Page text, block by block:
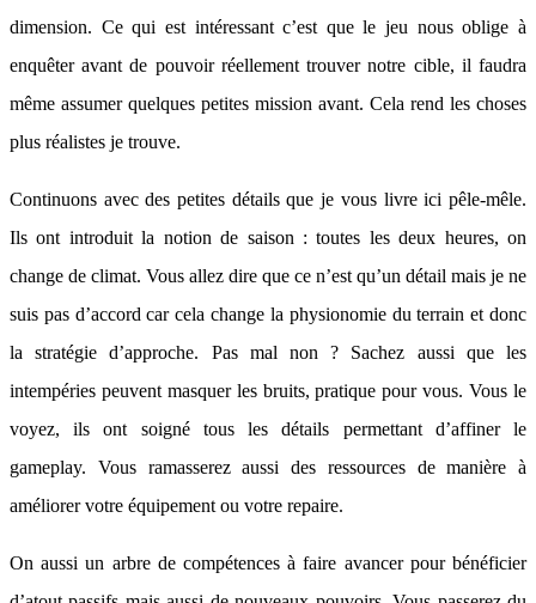
dimension. Ce qui est intéressant c’est que le jeu nous oblige à
enquêter avant de pouvoir réellement trouver notre cible, il faudra
même assumer quelques petites mission avant. Cela rend les choses
plus réalistes je trouve.
Continuons avec des petites détails que je vous livre ici pêle-mêle.
Ils ont introduit la notion de saison : toutes les deux heures, on
change de climat. Vous allez dire que ce n’est qu’un détail mais je ne
suis pas d’accord car cela change la physionomie du terrain et donc
la stratégie d’approche. Pas mal non ? Sachez aussi que les
intempéries peuvent masquer les bruits, pratique pour vous. Vous le
voyez, ils ont soigné tous les détails permettant d’affiner le
gameplay. Vous ramasserez aussi des ressources de manière à
améliorer votre équipement ou votre repaire.
On aussi un arbre de compétences à faire avancer pour bénéficier